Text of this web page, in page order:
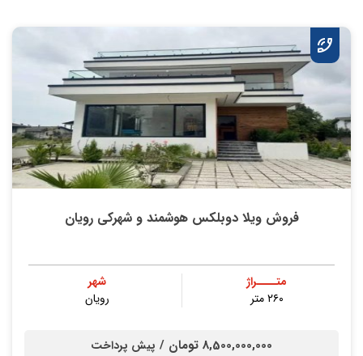
فروش ویلا دوبلکس هوشمند و شهرکی رویان
متــــراژ
۲۶۰ متر
شهر
رویان
8,500,000,000 تومان / پیش پرداخت